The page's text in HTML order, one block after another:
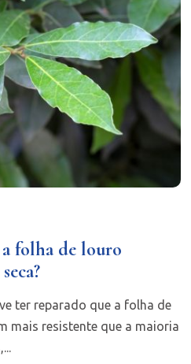
folha de louro
ter reparado que a folha de
mais resistente que a maioria